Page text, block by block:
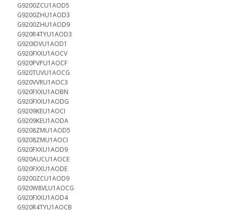
G9200ZCU1AOD5
G9200ZHU1AOD3
G9200ZHU1AOD9
G920R4TYU1AOD3
G920IDVU1AOD1
G920FXXU1AOCV
G920PVPU1AOCF
G920TUVU1AOCG
G920VVRU1AOC3
G920FXXU1AOBN
G920FXXU1AODG
G9209KEU1AOCI
G9209KEU1AODA
G9208ZMU1AOD5
G9208ZMU1AOCI
G920FXXU1AOD9
G920AUCU1AOCE
G920FXXU1AODE
G9200ZCU1AOD9
G920W8VLU1AOCG
G920FXXU1AOD4
G920R4TYU1AOCB